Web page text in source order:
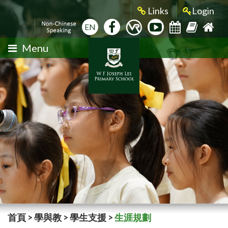
Links Login
EN
Menu
首頁 >學與教 >學生支援 >生涯規劃